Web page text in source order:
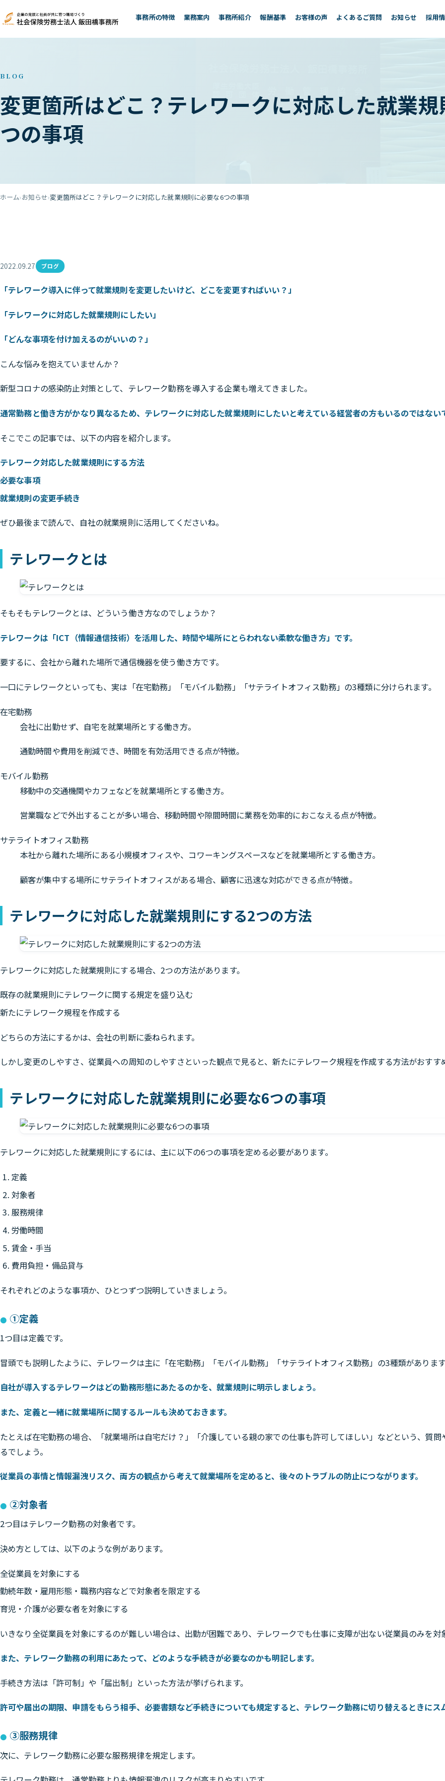
事務所の特徴 業務案内 事務所紹介 報酬基準 お客様の声 よくあるご質問 お知らせ 採用
BLOG
変更箇所はどこ？テレワークに対応した就業
つの事項
ホーム お知らせ 変更箇所はどこ？テレワークに対応した就業規則に必要な6つの事項
2022.09.27 ブログ
「テレワーク導入に伴って就業規則を変更したいけど、どこを変更すればいい？」
「テレワークに対応した就業規則にしたい」
「どんな事項を付け加えるのがいいの？」
こんな悩みを抱えていませんか？
新型コロナの感染防止対策として、テレワーク勤務を導入する企業も増えてきました。
通常勤務と働き方がかなり異なるため、テレワークに対応した就業規則にしたいと考えている経営者の方もいるのではない
そこでこの記事では、以下の内容を紹介します。
テレワーク対応した就業規則にする方法
必要な事項
就業規則の変更手続き
ぜひ最後まで読んで、自社の就業規則に活用してくださいね。
テレワークとは
そもそもテレワークとは、どういう働き方なのでしょうか？
テレワークは「ICT（情報通信技術）を活用した、時間や場所にとらわれない柔軟な働き方」です。
要するに、会社から離れた場所で通信機器を使う働き方です。
一口にテレワークといっても、実は「在宅勤務」「モバイル勤務」「サテライトオフィス勤務」の3種類に分けられます。
在宅勤務
会社に出勤せず、自宅を就業場所とする働き方。
通勤時間や費用を削減でき、時間を有効活用できる点が特徴。
モバイル勤務
移動中の交通機関やカフェなどを就業場所とする働き方。
営業職などで外出することが多い場合、移動時間や隙間時間に業務を効率的におこなえる点が特徴。
サテライトオフィス勤務
本社から離れた場所にある小規模オフィスや、コワーキングスペースなどを就業場所とする働き方。
顧客が集中する場所にサテライトオフィスがある場合、顧客に迅速な対応ができる点が特徴。
テレワークに対応した就業規則にする2つの方法
テレワークに対応した就業規則にする場合、2つの方法があります。
既存の就業規則にテレワークに関する規定を盛り込む
新たにテレワーク規程を作成する
どちらの方法にするかは、会社の判断に委ねられます。
しかし変更のしやすさ、従業員への周知のしやすさといった観点で見ると、新たにテレワーク規程を作成する方法がおすす
テレワークに対応した就業規則に必要な6つの事項
テレワークに対応した就業規則にするには、主に以下の6つの事項を定める必要があります。
定義
対象者
服務規律
労働時間
賃金・手当
費用負担・備品貸与
それぞれどのような事項か、ひとつずつ説明していきましょう。
①定義
1つ目は定義です。
冒頭でも説明したように、テレワークは主に「在宅勤務」「モバイル勤務」「サテライトオフィス勤務」の3種類がありま
自社が導入するテレワークはどの勤務形態にあたるのかを、就業規則に明示しましょう。
また、定義と一緒に就業場所に関するルールも決めておきます。
たとえば在宅勤務の場合、「就業場所は自宅だけ？」「介護している親の家での仕事も許可してほしい」などという、質
るでしょう。
従業員の事情と情報漏洩リスク、両方の観点から考えて就業場所を定めると、後々のトラブルの防止につながります。
②対象者
2つ目はテレワーク勤務の対象者です。
決め方としては、以下のような例があります。
全従業員を対象にする
勤続年数・雇用形態・職務内容などで対象者を限定する
育児・介護が必要な者を対象にする
いきなり全従業員を対象にするのが難しい場合は、出勤が困難であり、テレワークでも仕事に支障が出ない従業員のみを
また、テレワーク勤務の利用にあたって、どのような手続きが必要なのかも明記します。
手続き方法は「許可制」や「届出制」といった方法が挙げられます。
許可や届出の期限、申請をもらう相手、必要書類など手続きについても規定すると、テレワーク勤務に切り替えるときにス
③服務規律
次に、テレワーク勤務に必要な服務規律を規定します。